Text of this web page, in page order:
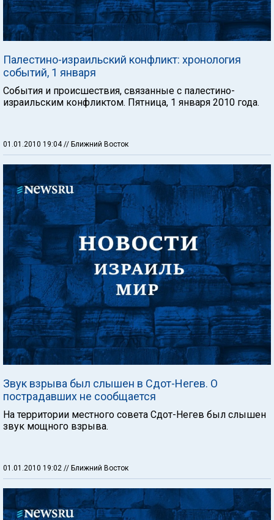
Палестино-израильский конфликт: хронология
событий, 1 января
События и происшествия, связанные с палестино-
израильским конфликтом. Пятница, 1 января 2010 года.
01.01.2010 19:04 // Ближний Восток
Звук взрыва был слышен в Сдот-Негев. О
пострадавших не сообщается
На территории местного совета Сдот-Негев был слышен
звук мощного взрыва.
01.01.2010 19:02 // Ближний Восток